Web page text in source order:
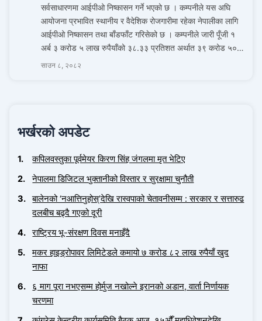
सर्वसाधारणमा आईपीओ निष्कासन गर्ने भएको छ । कम्पनीले यस अघि
आयोजना प्रभावित स्थानीय र वैदेशिक रोजगारीमा रहेका नेपालीका लागि
आईपीओ निष्कासन तथा बाँडफाँट गरिसेको छ । कम्पनीले जारी पूँजी १
अर्ब ३ करोड ५ लाख रुपैयाँको ३८.३३ प्रतिशत अर्थात ३९ करोड ५०…
साउन ८, २०८२
भर्खरको अपडेट
कपिलवस्तुका पूर्वमेयर किरण सिंह जंगलमा मृत भेटिए
नेपालमा डिजिटल भुक्तानीको विस्तार र सुरक्षामा चुनौती
बालेनको ‘नआत्तिनुहोस्’देखि रास्वपाको चेतावनीसम्म : सरकार र सत्तारुढ
दलबीच बढ्दै गएको दूरी
राष्ट्रिय भू-संरक्षण दिवस मनाइँदै
मकर हाइड्रोपावर लिमिटेडले कमायो ७ करोड ८२ लाख रुपैयाँ खुद
नाफा
६ माग पूरा नभएसम्म होर्मुज नखोल्ने इरानको अडान, वार्ता निर्णायक
चरणमा